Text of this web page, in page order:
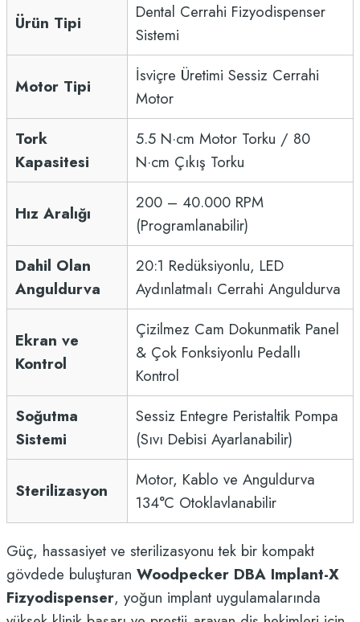
Ürün Tipi
Dental Cerrahi Fizyodispenser
Sistemi
Motor Tipi
İsviçre Üretimi Sessiz Cerrahi
Motor
Tork
Kapasitesi
5.5 N·cm Motor Torku / 80
N·cm Çıkış Torku
Hız Aralığı
200 – 40.000 RPM
(Programlanabilir)
Dahil Olan
Anguldurva
20:1 Redüksiyonlu, LED
Aydınlatmalı Cerrahi Anguldurva
Ekran ve
Kontrol
Çizilmez Cam Dokunmatik Panel
& Çok Fonksiyonlu Pedallı
Kontrol
Soğutma
Sistemi
Sessiz Entegre Peristaltik Pompa
(Sıvı Debisi Ayarlanabilir)
Sterilizasyon
Motor, Kablo ve Anguldurva
134°C Otoklavlanabilir
Güç, hassasiyet ve sterilizasyonu tek bir kompakt
gövdede buluşturan Woodpecker DBA Implant-X
Fizyodispenser, yoğun implant uygulamalarında